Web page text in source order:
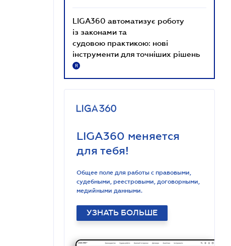
LIGA360 автоматизує роботу
із законами та
судовою практикою: нові
інструменти для точніших рішень
R
LIGA360 меняется
для тебя!
Общее поле для работы с правовыми,
судебными, реестровыми, договорными,
медийными данными.
УЗНАТЬ БОЛЬШЕ